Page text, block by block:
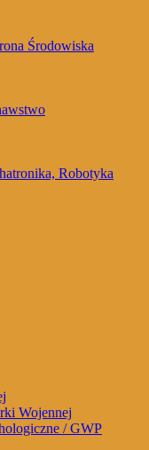
Środowiska
Robotyka
Wojennej
/ GWP